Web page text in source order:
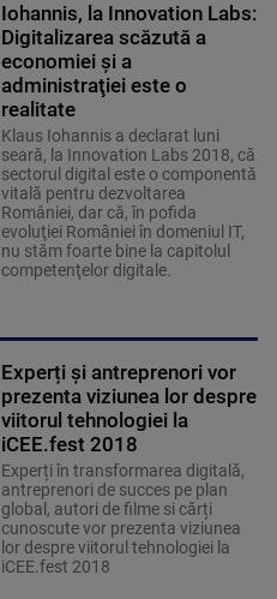
Iohannis, la Innovation Labs:
Digitalizarea scăzută a
economiei şi a
administraţiei este o
realitate
Klaus Iohannis a declarat luni
seară, la Innovation Labs 2018, că
sectorul digital este o componentă
vitală pentru dezvoltarea
României, dar că, în pofida
evoluţiei României în domeniul IT,
nu stăm foarte bine la capitolul
competenţelor digitale.
Experți și antreprenori vor
prezenta viziunea lor despre
viitorul tehnologiei la
iCEE.fest 2018
Experți în transformarea digitală,
antreprenori de succes pe plan
global, autori de filme si cărți
cunoscute vor prezenta viziunea
lor despre viitorul tehnologiei la
iCEE.fest 2018